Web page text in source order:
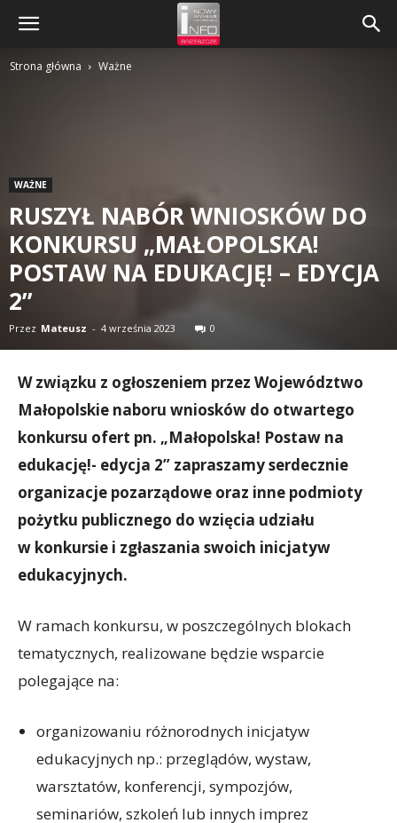
Strona główna Ważne
WAŻNE
RUSZYŁ NABÓR WNIOSKÓW DO
KONKURSU „MAŁOPOLSKA!
POSTAW NA EDUKACJĘ! – EDYCJA
2”
Przez Mateusz - 4 września 2023 0
W związku z ogłoszeniem przez Województwo
Małopolskie naboru wniosków do otwartego
konkursu ofert pn. „Małopolska! Postaw na
edukację!- edycja 2” zapraszamy serdecznie
organizacje pozarządowe oraz inne podmioty
pożytku publicznego do wzięcia udziału
w konkursie i zgłaszania swoich inicjatyw
edukacyjnych.
W ramach konkursu, w poszczególnych blokach
tematycznych, realizowane będzie wsparcie
polegające na:
organizowaniu różnorodnych inicjatyw
edukacyjnych np.: przeglądów, wystaw,
warsztatów, konferencji, sympozjów,
seminariów, szkoleń lub innych imprez